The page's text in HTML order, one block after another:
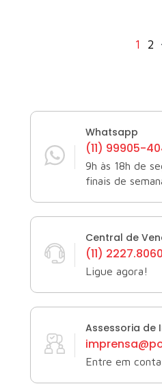
1 2
Whatsapp
(11) 99905-
9h às 18h de
finais de
Central de
(11) 2227.8060
Ligue agora!
Assessoria de
Entre em